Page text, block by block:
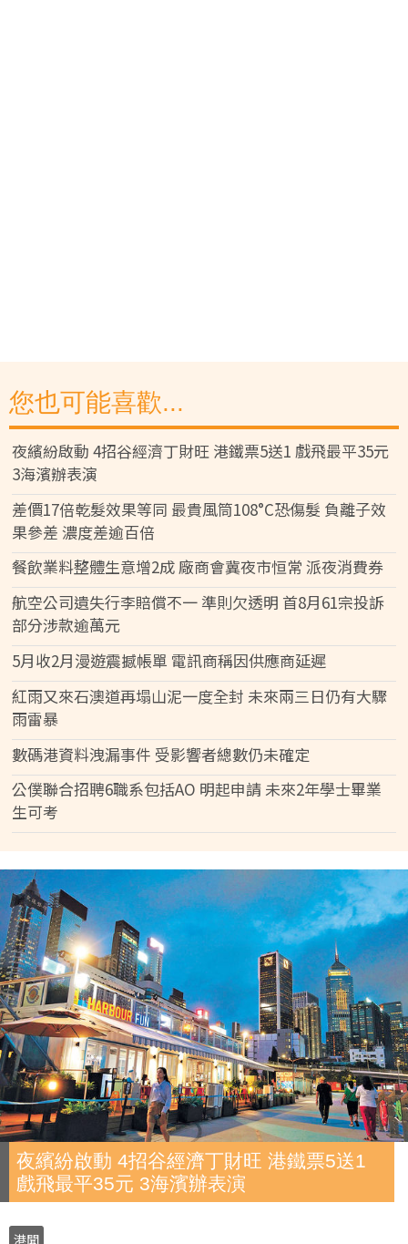
您也可能喜歡...
夜繽紛啟動 4招谷經濟丁財旺 港鐵票5送1 戲飛最平35元
3海濱辦表演
差價17倍乾髮效果等同 最貴風筒108°C恐傷髮 負離子效
果參差 濃度差逾百倍
餐飲業料整體生意增2成 廠商會冀夜市恒常 派夜消費券
航空公司遺失行李賠償不一 準則欠透明 首8月61宗投訴
部分涉款逾萬元
5月收2月漫遊震撼帳單 電訊商稱因供應商延遲
紅雨又來石澳道再塌山泥一度全封 未來兩三日仍有大驟
雨雷暴
數碼港資料洩漏事件 受影響者總數仍未確定
公僕聯合招聘6職系包括AO 明起申請 未來2年學士畢業
生可考
夜繽紛啟動 4招谷經濟丁財旺 港鐵票5送1
戲飛最平35元 3海濱辦表演
港聞